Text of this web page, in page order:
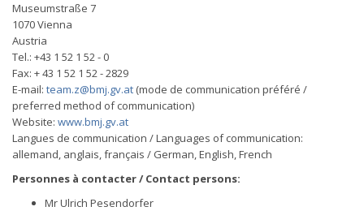
Museumstraße 7
1070 Vienna
Austria
Tel.: +43 1 52 1 52 - 0
Fax: + 43 1 52 1 52 - 2829
E-mail: team.z@bmj.gv.at (mode de communication préféré /
preferred method of communication)
Website: www.bmj.gv.at
Langues de communication / Languages of communication:
allemand, anglais, français / German, English, French
Personnes à contacter / Contact persons:
Mr Ulrich Pesendorfer